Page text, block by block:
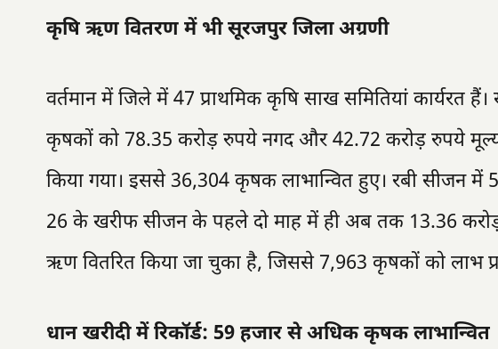
कृषि ऋण वितरण में भी सूरजपुर जिला अग्रणी
वर्तमान में जिले में 47 प्राथमिक कृषि साख समितियां कार्यरत
कृषकों को 78.35 करोड़ रुपये नगद और 42.72 करोड़ रुपये मूल्य
किया गया। इससे 36,304 कृषक लाभान्वित हुए। रबी सीजन
26 के खरीफ सीजन के पहले दो माह में ही अब तक 13.36
ऋण वितरित किया जा चुका है, जिससे 7,963 कृषकों को लाभ
धान खरीदी में रिकॉर्ड: 59 हजार से अधिक कृषक लाभान्वित